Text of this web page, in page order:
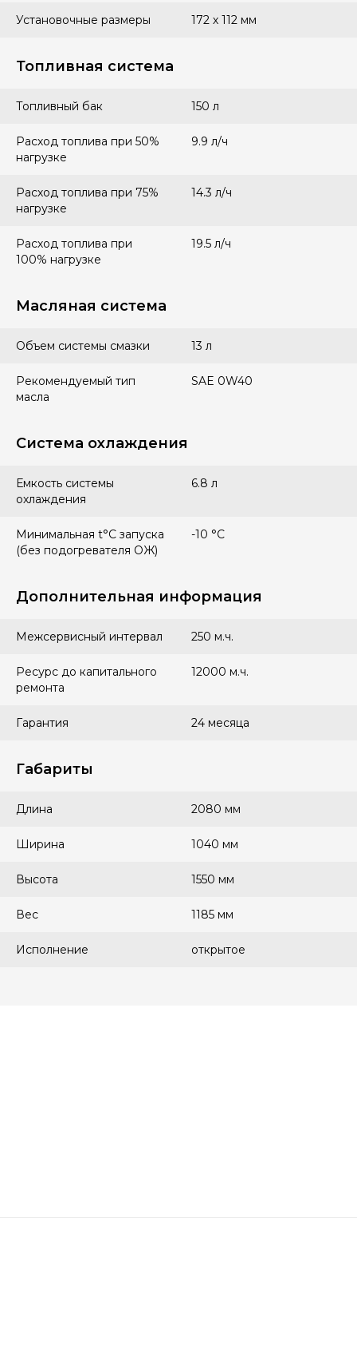
Установочные размеры 172 х 112 мм
Топливная система
Топливный бак 150 л
Расход топлива при 50%
нагрузке
9.9 л/ч
Расход топлива при 75%
нагрузке
14.3 л/ч
Расход топлива при
100% нагрузке
19.5 л/ч
Масляная система
Объем системы смазки 13 л
Рекомендуемый тип
масла
SAE 0W40
Система охлаждения
Емкость системы
охлаждения
6.8 л
Минимальная t°С запуска
(без подогревателя ОЖ)
-10 °С
Дополнительная информация
Межсервисный интервал 250 м.ч.
Ресурс до капитального
ремонта
12000 м.ч.
Гарантия 24 месяца
Габариты
Длина 2080 мм
Ширина 1040 мм
Высота 1550 мм
Вес 1185 мм
Исполнение открытое